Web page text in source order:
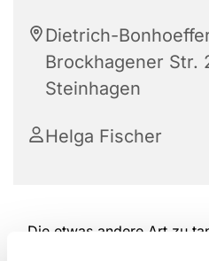
Dietrich-
Brockhagener Str.
Steinhagen
Helga Fischer
Die etwas andere Art zu
es uns Freude macht,